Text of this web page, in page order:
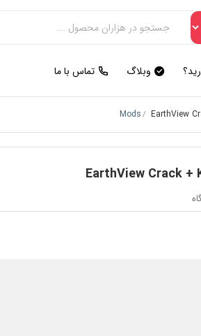
وبلاگ تماس با ما
Mods/ EarthView
EarthView Crack +